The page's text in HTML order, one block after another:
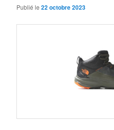
Publié le22 octobre 2023